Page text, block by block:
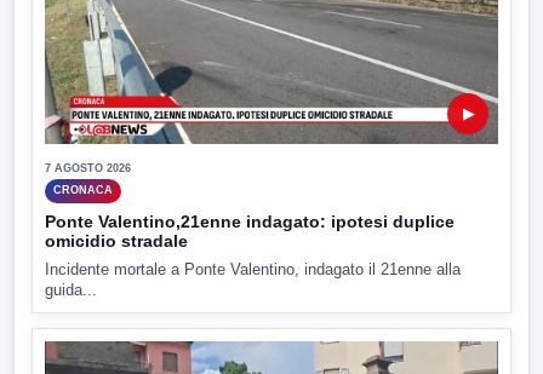
▶
7 AGOSTO 2026
CRONACA
Ponte Valentino,21enne indagato: ipotesi duplice
omicidio stradale
Incidente mortale a Ponte Valentino, indagato il 21enne alla
guida...